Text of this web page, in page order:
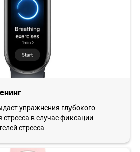
упражнения глубокого
в случае фиксации
стресса.